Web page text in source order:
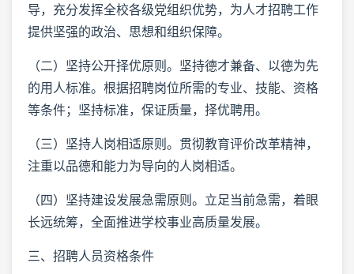
导，充分发挥全校各级党组织优势，为人才招聘工作
提供坚强的政治、思想和组织保障。
（二）坚持公开择优原则。坚持德才兼备、以德为先
的用人标准。根据招聘岗位所需的专业、技能、资格
等条件；坚持标准，保证质量，择优聘用。
（三）坚持人岗相适原则。贯彻教育评价改革精神，
注重以品德和能力为导向的人岗相适。
（四）坚持建设发展急需原则。立足当前急需，着眼
长远统筹，全面推进学校事业高质量发展。
三、招聘人员资格条件